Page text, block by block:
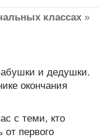
классах »
и дедушки.
окончания
с теми, кто
первого